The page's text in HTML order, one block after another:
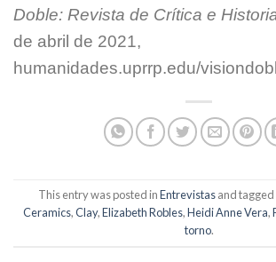
Doble: Revista de Crítica e
de abril de 2021,
humanidades.uprrp.edu/
This entry was posted inEntrevistasand tagged
Ceramics,Clay,Elizabeth Robles,Heidi Anne Vera,
torno.